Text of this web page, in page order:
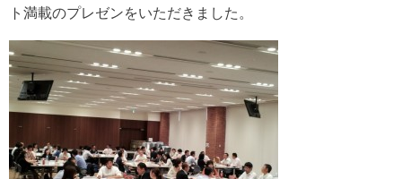
ト満載のプレゼンをいただきました。